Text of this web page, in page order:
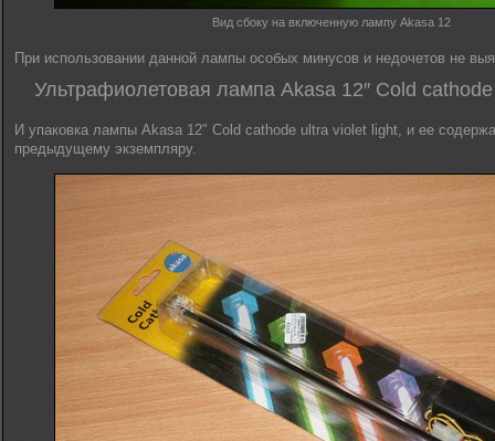
Вид сбоку на включенную лампу Akasa 12
При использовании данной лампы особых минусов и недочетов не
Ультрафиолетовая лампа Akasa 12″ Cold
И упаковка лампы Akasa 12″ Cold cathode ultra violet light, и ее
предыдущему экземпляру.